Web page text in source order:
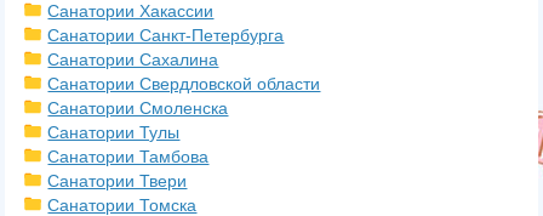
Санатории Хакассии
Санатории Санкт-Петербурга
Санатории Сахалина
Санатории Свердловской области
Санатории Смоленска
Санатории Тулы
Санатории Тамбова
Санатории Твери
Санатории Томска